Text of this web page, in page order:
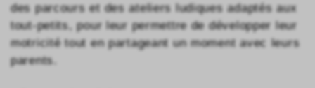
des parcours et des ateliers ludiques adaptés aux
tout-petits, pour leur permettre de développer leur
motricité tout en partageant un moment avec leurs
parents.